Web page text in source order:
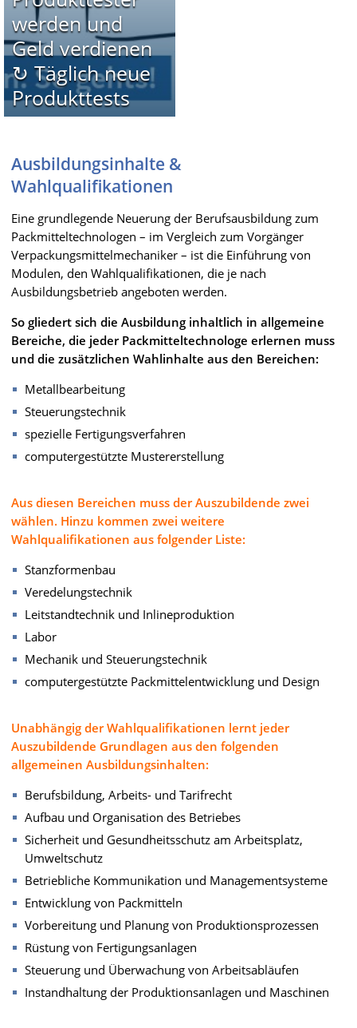
werden und
Geld verdienen
↻ Täglich neue
Produkttests
Ausbildungsinhalte &
Wahlqualifikationen
Eine grundlegende Neuerung der Berufsausbildung zum
Packmitteltechnologen – im Vergleich zum Vorgänger
Verpackungsmittelmechaniker – ist die Einführung von
Modulen, den Wahlqualifikationen, die je nach
Ausbildungsbetrieb angeboten werden.
So gliedert sich die Ausbildung inhaltlich in allgemeine
Bereiche, die jeder Packmitteltechnologe erlernen muss
und die zusätzlichen Wahlinhalte aus den Bereichen:
Metallbearbeitung
Steuerungstechnik
spezielle Fertigungsverfahren
computergestützte Mustererstellung
Aus diesen Bereichen muss der Auszubildende zwei
wählen. Hinzu kommen zwei weitere
Wahlqualifikationen aus folgender Liste:
Stanzformenbau
Veredelungstechnik
Leitstandtechnik und Inlineproduktion
Labor
Mechanik und Steuerungstechnik
computergestützte Packmittelentwicklung und Design
Unabhängig der Wahlqualifikationen lernt jeder
Auszubildende Grundlagen aus den folgenden
allgemeinen Ausbildungsinhalten:
Berufsbildung, Arbeits- und Tarifrecht
Aufbau und Organisation des Betriebes
Sicherheit und Gesundheitsschutz am Arbeitsplatz,
Umweltschutz
Betriebliche Kommunikation und Managementsysteme
Entwicklung von Packmitteln
Vorbereitung und Planung von Produktionsprozessen
Rüstung von Fertigungsanlagen
Steuerung und Überwachung von Arbeitsabläufen
Instandhaltung der Produktionsanlagen und Maschinen